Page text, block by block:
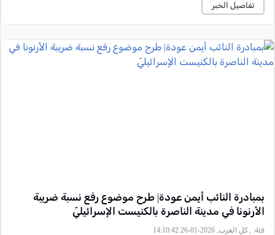
تفاصيل الخبر
بمبادرة النائب أيمن عودة| طرح موضوع رفع نسبة ضريبة
الأرنونا في مدينة الناصرة بالكنيست الإسرائيليّ
فئة: , كل العرب, 2026-01-26 14:10:42